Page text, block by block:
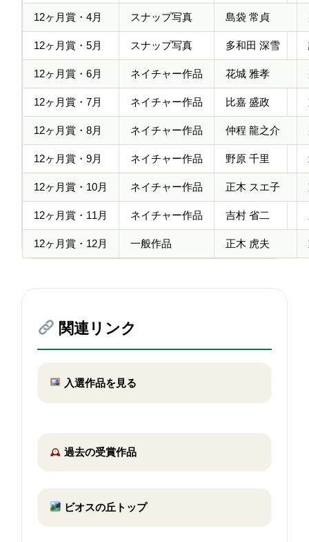
12ヶ月賞・4月 スナップ写真 島袋 常貞
12ヶ月賞・5月 スナップ写真 多和田 深雪
12ヶ月賞・6月 ネイチャー作品 花城 雅孝
12ヶ月賞・7月 ネイチャー作品 比嘉 盛政
12ヶ月賞・8月 ネイチャー作品 仲程 龍之介
12ヶ月賞・9月 ネイチャー作品 野原 千里
12ヶ月賞・10月 ネイチャー作品 正木 スエ子
12ヶ月賞・11月 ネイチャー作品 吉村 省二
12ヶ月賞・12月 一般作品 正木 虎夫
関連リンク
入選作品を見る
過去の受賞作品
ビオスの丘トップ